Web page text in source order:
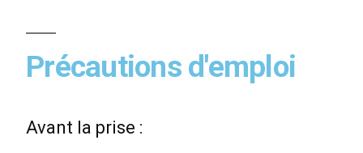
Précautions d'emploi
Avant la prise :